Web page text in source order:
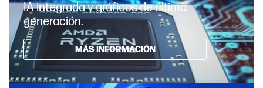
IA integrada y gráficos de última
generación.
MÁS INFORMACIÓN